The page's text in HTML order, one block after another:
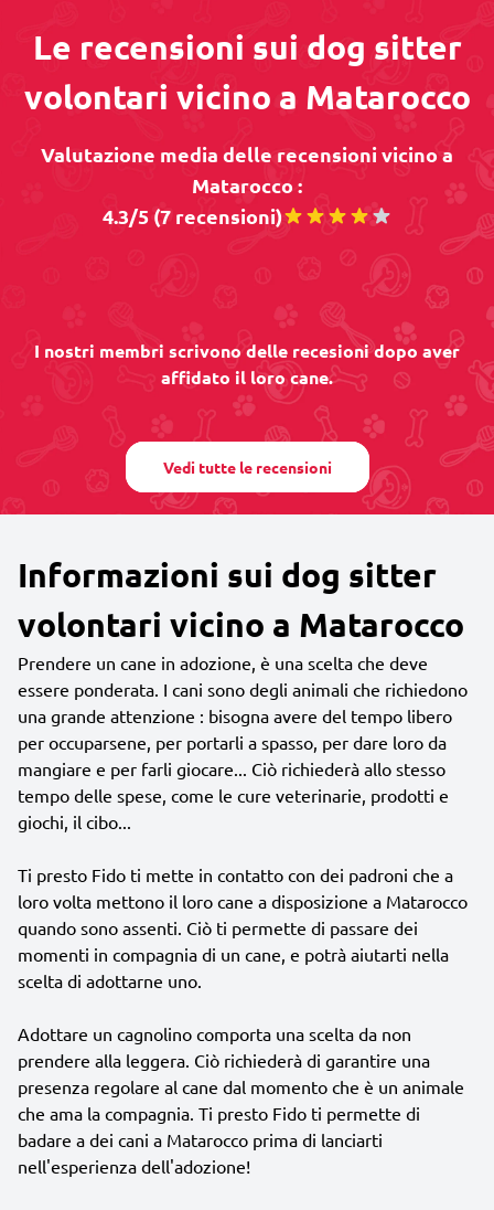
Le recensioni sui dog sitter
volontari vicino a Matarocco
Valutazione media delle recensioni vicino a
Matarocco :
4.3/5 (7 recensioni)
I nostri membri scrivono delle recesioni dopo aver
affidato il loro cane.
Vedi tutte le recensioni
Informazioni sui dog sitter
volontari vicino a Matarocco
Prendere un cane in adozione, è una scelta che deve
essere ponderata. I cani sono degli animali che richiedono
una grande attenzione : bisogna avere del tempo libero
per occuparsene, per portarli a spasso, per dare loro da
mangiare e per farli giocare... Ciò richiederà allo stesso
tempo delle spese, come le cure veterinarie, prodotti e
giochi, il cibo...
Ti presto Fido ti mette in contatto con dei padroni che a
loro volta mettono il loro cane a disposizione a Matarocco
quando sono assenti. Ciò ti permette di passare dei
momenti in compagnia di un cane, e potrà aiutarti nella
scelta di adottarne uno.
Adottare un cagnolino comporta una scelta da non
prendere alla leggera. Ciò richiederà di garantire una
presenza regolare al cane dal momento che è un animale
che ama la compagnia. Ti presto Fido ti permette di
badare a dei cani a Matarocco prima di lanciarti
nell'esperienza dell'adozione!